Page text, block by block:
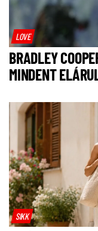
LOVE
BRADLEY
MINDENT
SIKK